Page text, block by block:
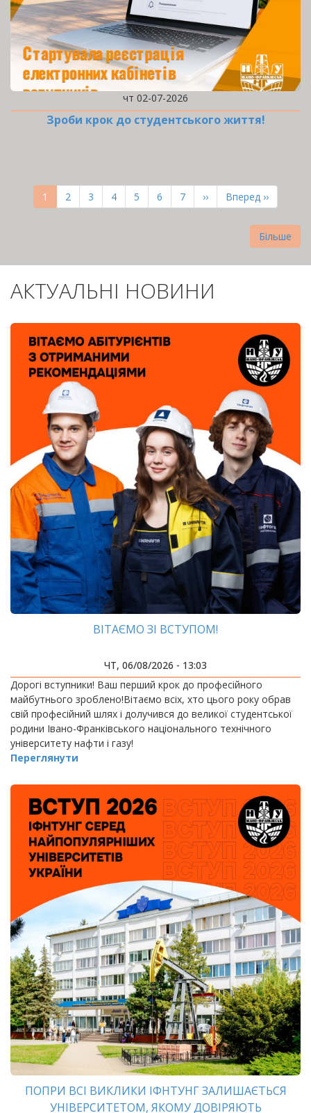
чт 02-07-2026
Зроби крок до студентського життя!
СТОРІНКИПоточна
сторінка
1 Page
2 Page
3 Page
4 Page
5 Page
6 Page
7
Наступна
сторінка
››
Остання
сторінка
Вперед ››
Більше
АКТУАЛЬНІ НОВИНИ
ВІТАЄМО ЗІ ВСТУПОМ!
ЧТ, 06/08/2026 - 13:03
Дорогі вступники! Ваш перший крок до професійного
майбутнього зроблено!Вітаємо всіх, хто цього року обрав
свій професійний шлях і долучився до великої студентської
родини Івано-Франківського національного технічного
університету нафти і газу!
Переглянути
ПОПРИ ВСІ ВИКЛИКИ ІФНТУНГ ЗАЛИШАЄТЬСЯ
УНІВЕРСИТЕТОМ, ЯКОМУ ДОВІРЯЮТЬ